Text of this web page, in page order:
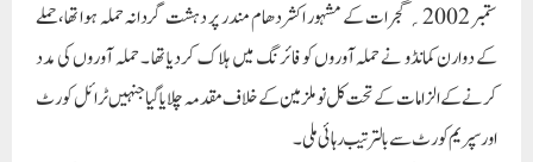
ستمبر 2002؍ گجرات کے مشہور اکشردھام مندر پر دہشت گردانہ حملہ ہوا تھا،حملے
کے دوارن کمانڈو نے حملہ آوروں کو فائرنگ میں ہلا ک کردیا تھا ۔ حملہ آوروں کی مدد
کرنے کے الزامات کے تحت کل نو ملزمین کے خلاف مقدمہ چلایا گیا جنہیں ٹرائل کور ٹ
اور سپریم کورٹ سے بالترتیب رہائی ملی۔